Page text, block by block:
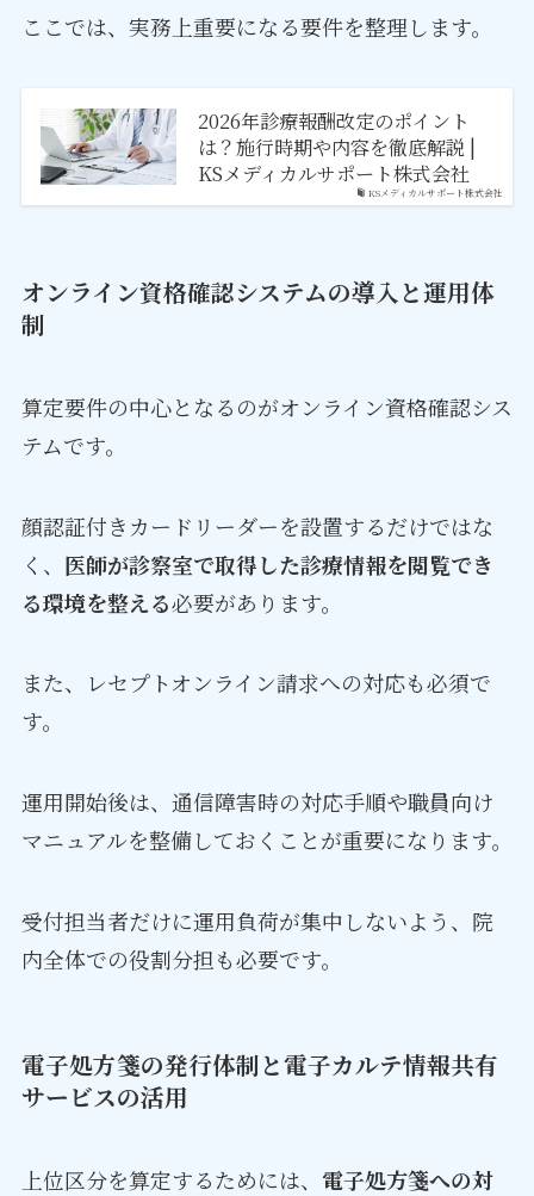
ここでは、実務上重要になる要件を整理します。
KSメディカルサポート株式会社
2026年診療報酬改定のポイント
は？施行時期や内容を徹底解説 |
KSメディカルサポート株式会社
オンライン資格確認システムの導入と運用体
制
算定要件の中心となるのがオンライン資格確認シス
テムです。
顔認証付きカードリーダーを設置するだけではな
く、 医師が診察室で取得した診療情報を閲覧でき
る環境を整える必要があります。
また、レセプトオンライン請求への対応も必須で
す。
運用開始後は、通信障害時の対応手順や職員向け
マニュアルを整備しておくことが重要になります。
受付担当者だけに運用負荷が集中しないよう、院
内全体での役割分担も必要です。
電子処方箋の発行体制と電子カルテ情報共有
サービスの活用
上位区分を算定するためには、 電子処方箋への対